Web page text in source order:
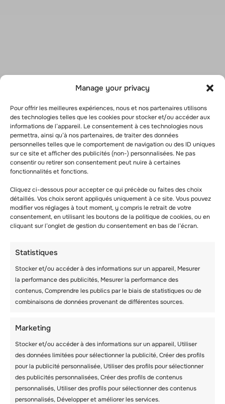
Manage your privacy
Pour offrir les meilleures expériences, nous et nos partenaires utilisons
des technologies telles que les cookies pour stocker et/ou accéder aux
informations de l’appareil. Le consentement à ces technologies nous
permettra, ainsi qu’à nos partenaires, de traiter des données
personnelles telles que le comportement de navigation ou des ID uniques
sur ce site et afficher des publicités (non-) personnalisées. Ne pas
consentir ou retirer son consentement peut nuire à certaines
fonctionnalités et fonctions.
Cliquez ci-dessous pour accepter ce qui précède ou faites des choix
détaillés. Vos choix seront appliqués uniquement à ce site. Vous pouvez
modifier vos réglages à tout moment, y compris le retrait de votre
consentement, en utilisant les boutons de la politique de cookies, ou en
cliquant sur l’onglet de gestion du consentement en bas de l’écran.
Statistiques
Stocker et/ou accéder à des informations sur un appareil, Mesurer
la performance des publicités, Mesurer la performance des
contenus, Comprendre les publics par le biais de statistiques ou de
combinaisons de données provenant de différentes sources.
Marketing
Stocker et/ou accéder à des informations sur un appareil, Utiliser
des données limitées pour sélectionner la publicité, Créer des profils
pour la publicité personnalisée, Utiliser des profils pour sélectionner
des publicités personnalisées, Créer des profils de contenus
personnalisés, Utiliser des profils pour sélectionner des contenus
personnalisés, Développer et améliorer les services.